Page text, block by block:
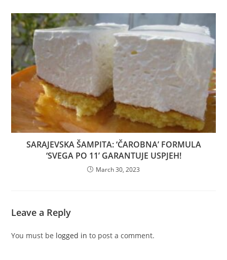
SARAJEVSKA ŠAMPITA: ‘ČAROBNA’ FORMULA
‘SVEGA PO 11’ GARANTUJE USPJEH!
March 30, 2023
Leave a Reply
You must be logged in to post a comment.